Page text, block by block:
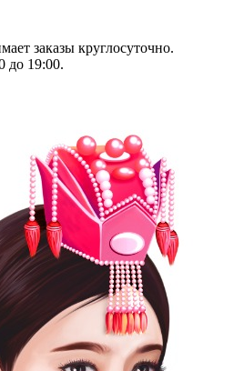
заказы круглосуточно.
до 19:00.